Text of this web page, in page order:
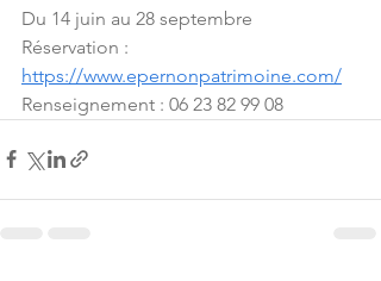
Du 14 juin au 28 septembre
Réservation :
https://www.epernonpatrimoine.com/
Renseignement : 06 23 82 99 08